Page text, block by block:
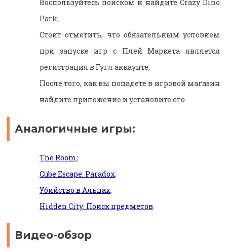
Воспользуйтесь поиском и найдите Crazy Dino
Park;
Стоит отметить, что обязательным условием
при запуске игр с Плей Маркета является
регистрация в Гугл аккаунте;
После того, как вы попадете в игровой магазин
найдите приложение и установите его.
Аналогичные игры:
The Room;
Cube Escape: Paradox;
Убийство в Альпах;
Hidden City: Поиск предметов.
Видео-обзор